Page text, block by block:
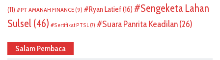
(11)
PT AMANAH FINANCE(9) Ryan Latief(16)
Sengeketa Lahan
Sulsel (46) Sertifikat PTSL (7) Suara Panrita Keadilan(26)
Salam Pembaca